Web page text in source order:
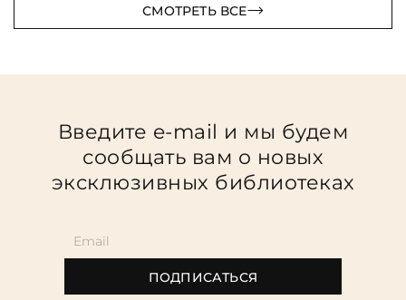
СМОТРЕТЬ ВСЕ
Введите e-mail и мы будем
сообщать вам о новых
эксклюзивных библиотеках
ПОДПИСАТЬСЯ